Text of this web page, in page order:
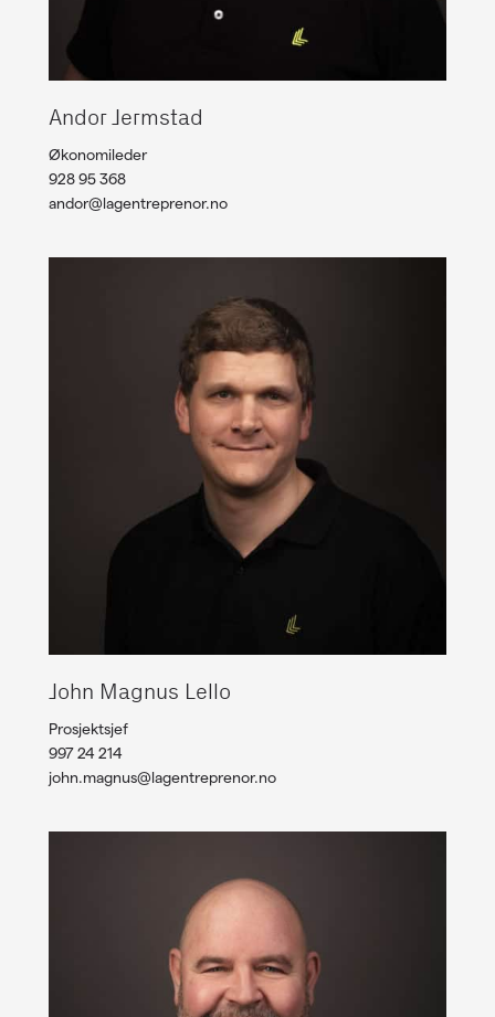
Andor Jermstad
Økonomileder
928 95 368
andor@lagentreprenor.no
John Magnus Lello
Prosjektsjef
997 24 214
john.magnus@lagentreprenor.no